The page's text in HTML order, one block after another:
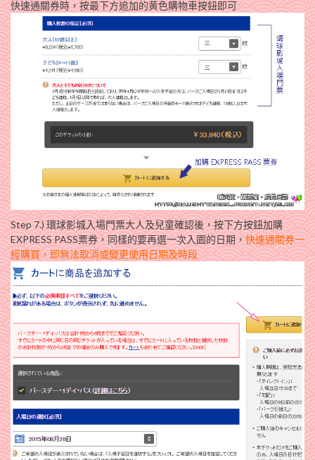
快速通關券時，按最下方追加的黄色購物車按鈕即可
Step 7.) 環球影城入場門票大人及兒童確認後，按下方按鈕加購
EXPRESS PASS票券，同樣的要再選一次入園的日期，快速通關券一
經購買，即無法取消或變更使用日期及時段